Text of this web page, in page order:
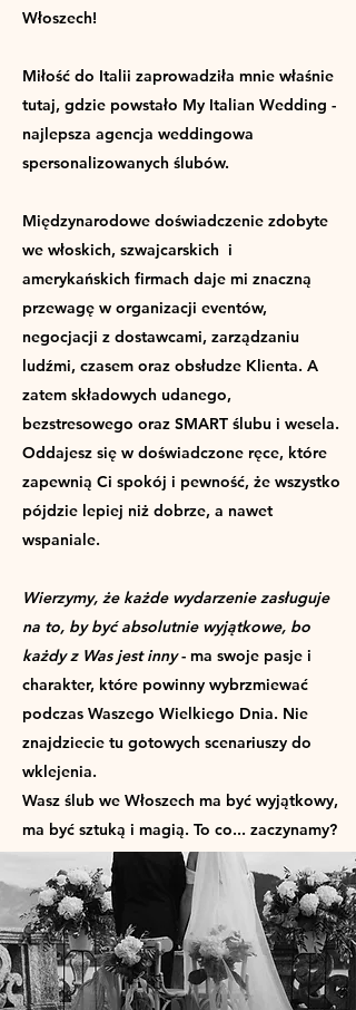
Włoszech!
Miłość do Italii zaprowadziła mnie właśnie
tutaj, gdzie powstało My Italian Wedding -
najlepsza agencja weddingowa
spersonalizowanych ślubów.
Międzynarodowe doświadczenie zdobyte
we włoskich, szwajcarskich i
amerykańskich firmach daje mi znaczną
przewagę w organizacji eventów,
negocjacji z dostawcami, zarządzaniu
ludźmi, czasem oraz obsłudze Klienta. A
zatem składowych udanego,
bezstresowego oraz SMART ślubu i wesela.
Oddajesz się w doświadczone ręce, które
zapewnią Ci spokój i pewność, że wszystko
pójdzie lepiej niż dobrze, a nawet
wspaniale.
Wierzymy, że każde wydarzenie zasługuje
na to, by być absolutnie wyjątkowe, bo
każdy z Was jest inny- ma swoje pasje i
charakter, które powinny wybrzmiewać
podczas Waszego Wielkiego Dnia. Nie
znajdziecie tu gotowych scenariuszy do
wklejenia.
Wasz ślub we Włoszech ma być wyjątkowy,
ma być sztuką i magią. To co... zaczynamy?